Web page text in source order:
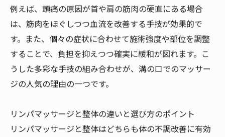
例えば、頭痛の原因が首や肩の筋肉の硬直にある場合
は、筋肉をほぐしつつ血流を改善する手技が効果的で
す。また、個々の症状に合わせて施術強度や部位を調整
することで、負担を抑えつつ確実に緩和が図れます。こ
うした多彩な手技の組み合わせが、溝の口でのマッサー
ジの人気の理由の一つです。
リンパマッサージと整体の違いと選び方のポイント
リンパマッサージと整体はどちらも体の不調改善に有効